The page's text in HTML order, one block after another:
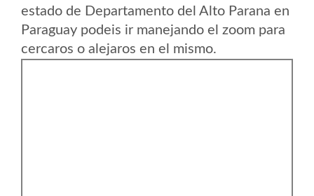
estado de Departamento del Alto Parana en
Paraguay podeis ir manejando el zoom para
cercaros o alejaros en el mismo.